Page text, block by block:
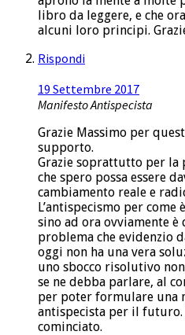
libro da leggere, e che
alcuni loro principi.
Rispondi
19 Settembre 2017
Manifesto Antispecista
Grazie Massimo per
supporto.
Grazie soprattutto per
che spero possa essere
cambiamento reale e
L’antispecismo per
sino ad ora ovviamente
problema che evidenzio
oggi non ha una vera
uno sbocco risolutivo
se ne debba parlare, al
per poter formulare una
antispecista per il futuro.
cominciato.